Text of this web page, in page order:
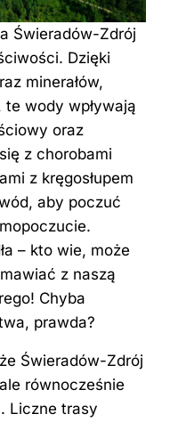
Świeradów-Zdrój
Dzięki
minerałów,
te wody wpływają
oraz
z chorobami
z kręgosłupem
aby poczuć
– kto wie, może
z naszą
Chyba
prawda?
Świeradów-Zdrój
równocześnie
Liczne trasy